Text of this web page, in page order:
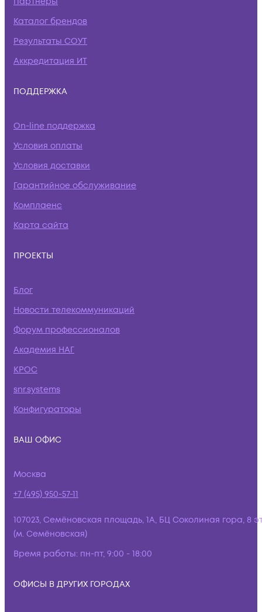
Каталог брендов
Результаты СОУТ
Аккредитация ИТ
ПОДДЕРЖКА
On-line поддержка
Условия оплаты
Условия доставки
Гарантийное обслуживание
Комплаенс
Карта сайта
ПРОЕКТЫ
Блог
Новости телекоммуникаций
Форум профессионалов
Академия НАГ
КРОС
snr.systems
Конфигураторы
ВАШ ОФИС
Москва
+7 (495) 950-57-11
107023, Семёновская площадь, 1А, БЦ Соколиная гора, 8
(м. Семёновская)
Время работы: пн-пт, 9:00 - 18:00
ОФИСЫ В ДРУГИХ ГОРОДАХ